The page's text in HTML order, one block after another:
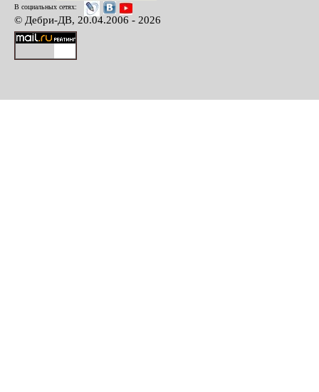
В социальных сетях:
© Дебри-ДВ, 20.04.2006 - 2026